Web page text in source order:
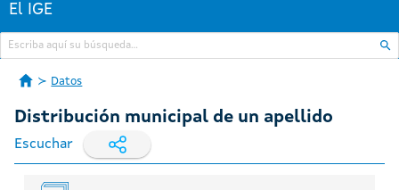
El IGE
Datos
Distribución municipal de un apellido
Escuchar